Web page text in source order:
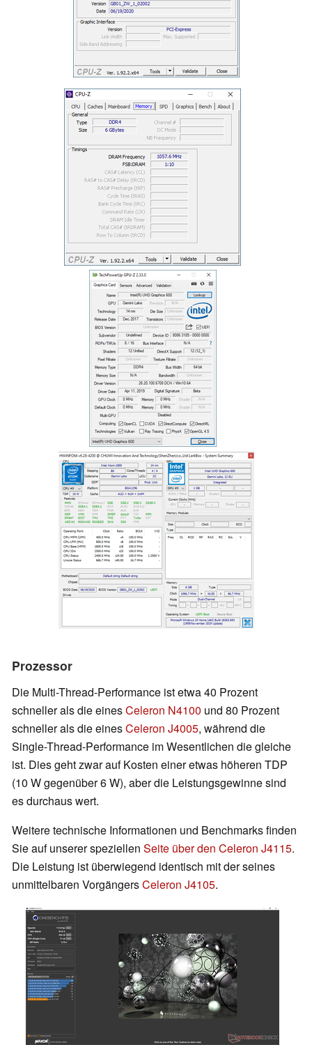
Prozessor
Die Multi-Thread-Performance ist etwa 40 Prozent
schneller als die einesCeleron N4100 und 80 Prozent
schneller als die einesCeleron J4005, während die
Single-Thread-Performance im Wesentlichen die gleiche
ist. Dies geht zwar auf Kosten einer etwas höheren TDP
(10 W gegenüber 6 W), aber die Leistungsgewinne sind
es durchaus wert.
Weitere technische Informationen und Benchmarks finden
Sie auf unserer speziellen Seite über den Celeron J4115.
Die Leistung ist überwiegend identisch mit der seines
unmittelbaren VorgängersCeleron J4105.